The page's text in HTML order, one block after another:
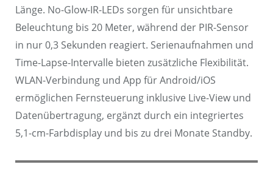
Länge. No-Glow-IR-LEDs sorgen für unsichtbare
Beleuchtung bis 20 Meter, während der PIR-Sensor
in nur 0,3 Sekunden reagiert. Serienaufnahmen und
Time-Lapse-Intervalle bieten zusätzliche Flexibilität.
WLAN-Verbindung und App für Android/iOS
ermöglichen Fernsteuerung inklusive Live-View und
Datenübertragung, ergänzt durch ein integriertes
5,1-cm-Farbdisplay und bis zu drei Monate Standby.